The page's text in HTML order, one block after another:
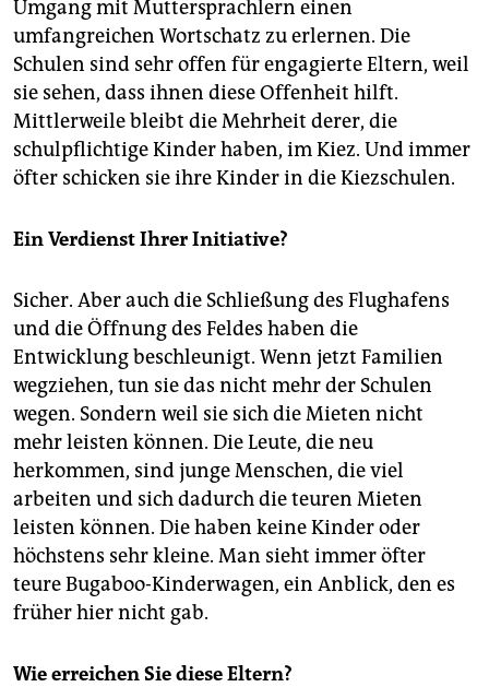
Umgang mit Muttersprachlern einen
umfangreichen Wortschatz zu erlernen. Die
Schulen sind sehr offen für engagierte Eltern, weil
sie sehen, dass ihnen diese Offenheit hilft.
Mittlerweile bleibt die Mehrheit derer, die
schulpflichtige Kinder haben, im Kiez. Und immer
öfter schicken sie ihre Kinder in die Kiezschulen.
Ein Verdienst Ihrer Initiative?
Sicher. Aber auch die Schließung des Flughafens
und die Öffnung des Feldes haben die
Entwicklung beschleunigt. Wenn jetzt Familien
wegziehen, tun sie das nicht mehr der Schulen
wegen. Sondern weil sie sich die Mieten nicht
mehr leisten können. Die Leute, die neu
herkommen, sind junge Menschen, die viel
arbeiten und sich dadurch die teuren Mieten
leisten können. Die haben keine Kinder oder
höchstens sehr kleine. Man sieht immer öfter
teure Bugaboo-Kinderwagen, ein Anblick, den es
früher hier nicht gab.
Wie erreichen Sie diese Eltern?